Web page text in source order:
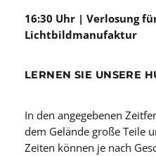
16:30 Uhr | Verlosung
Lichtbildmanufaktur
LERNEN SIE UNSERE
In den angegebenen
dem Gelände große Teile
Zeiten können je nach